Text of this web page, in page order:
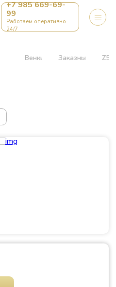
+7 985 669-69-
99
Работаем оперативно
24/7
Венки Заказные Z5